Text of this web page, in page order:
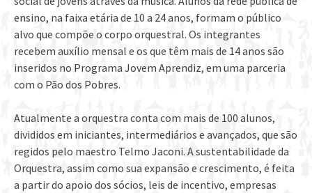
ensino, na faixa etária de 10 a 24 anos, formam o público
alvo que compõe o corpo orquestral. Os integrantes
recebem auxílio mensal e os que têm mais de 14 anos são
inseridos no Programa Jovem Aprendiz, em uma parceria
com o Pão dos Pobres.
Atualmente a orquestra conta com mais de 100 alunos,
divididos em iniciantes, intermediários e avançados, que são
regidos pelo maestro Telmo Jaconi. A sustentabilidade da
Orquestra, assim como sua expansão e crescimento, é feita
a partir do apoio dos sócios, leis de incentivo, empresas